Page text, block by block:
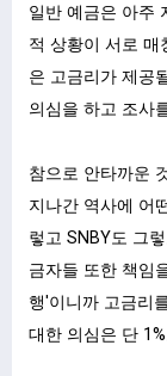
일반 예금은 아주
적 상황이 서로 매
은 고금리가 제공
의심을 하고 조사
참으로 안타까운
지나간 역사에 어
렇고 SNBY도 그
금자들 또한 책임
행'이니까 고금리
대한 의심은 단